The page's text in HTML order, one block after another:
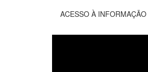
ACESSO À INFORMAÇÃO